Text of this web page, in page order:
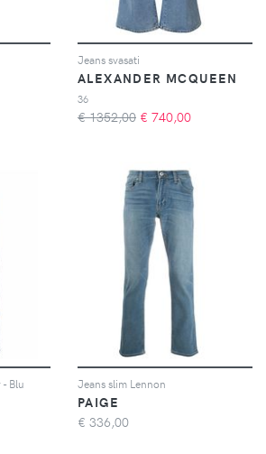
Jeans svasati
ALEXANDER MCQUEEN
36
€ 1352,00 € 740,00
Blu Jeans slim Lennon
PAIGE
€ 336,00